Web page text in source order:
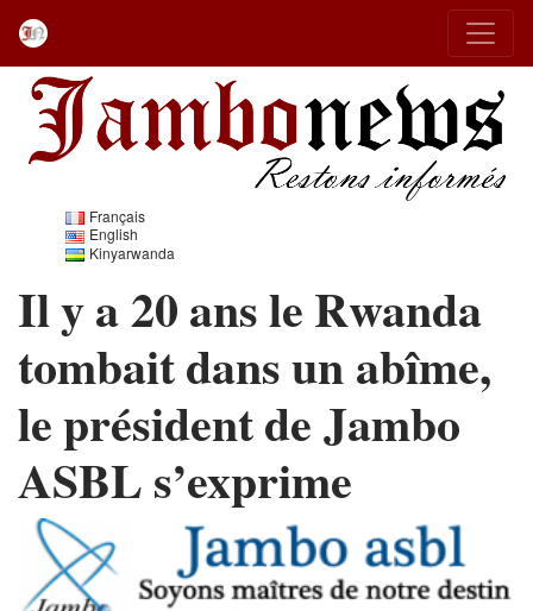
Français
English
Kinyarwanda
Il y a 20 ans le Rwanda
tombait dans un abîme,
le président de Jambo
ASBL s’exprime